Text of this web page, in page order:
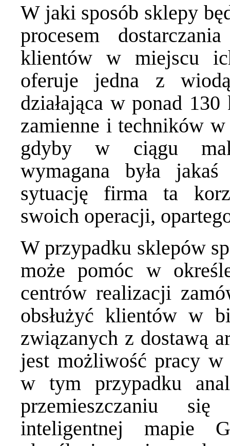
W jaki sposób sklepy
procesem
klientów w miejscu
oferuje jedna z
działająca w ponad
zamienne i techników
gdyby w ciągu
wymagana była
sytuację firma ta
swoich operacji,
W przypadku sklepów
może pomóc w
centrów realizacji
obsłużyć klientów w
związanych z dostawą
jest możliwość pracy
w tym przypadku
przemieszczaniu
inteligentnej mapie